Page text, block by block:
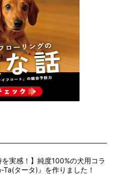
を実感！】純度100%の犬用コラ
Ta(タータ)』を作りました！